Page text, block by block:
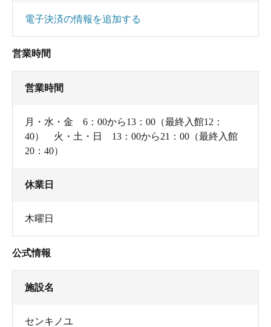
電子決済の情報を追加する
営業時間
営業時間
月・水・金 6：00から13：00（最終入館12：
40） 火・土・日 13：00から21：00（最終入館
20：40）
休業日
木曜日
公式情報
施設名
センキノユ